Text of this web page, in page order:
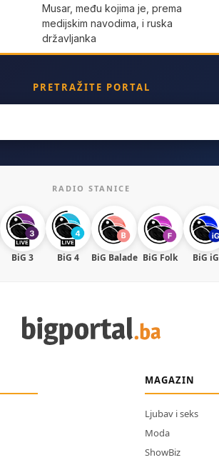
Musar, među kojima je, prema
medijskim navodima, i ruska
državljanka
PRETRAŽITE PORTAL
RADIO STANICE
BiG 3 BiG 4 BiG Balade BiG Folk BiG iG
MAGAZIN
Ljubav i seks
Moda
ShowBiz